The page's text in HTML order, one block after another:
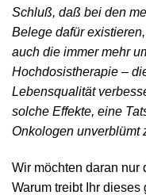
Schluß, daß bei den
Belege dafür
auch die immer mehr
Hochdosistherapie –
Lebensqualität
solche Effekte, eine
Onkologen unverblümt
Wir möchten daran nur
Warum treibt Ihr